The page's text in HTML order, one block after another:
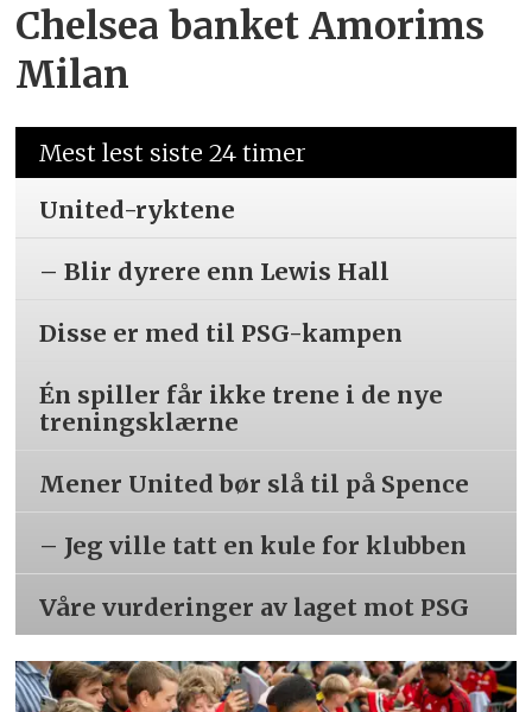
Chelsea banket Amorims
Milan
Mest lest siste 24 timer
United-ryktene
– Blir dyrere enn Lewis Hall
Disse er med til PSG-kampen
Én spiller får ikke trene i de nye
treningsklærne
Mener United bør slå til på Spence
– Jeg ville tatt en kule for klubben
Våre vurderinger av laget mot PSG